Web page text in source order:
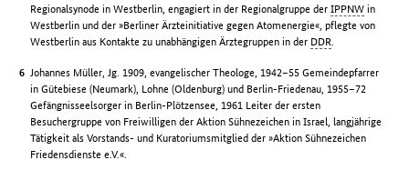
Regionalsynode in Westberlin, engagiert in der Regionalgruppe derIPPNW in
Westberlin und der »Berliner Ärzteinitiative gegen Atomenergie«, pflegte von
Westberlin aus Kontakte zu unabhängigen Ärztegruppen in der DDR
Johannes Müller, Jg. 1909, evangelischer Theologe, 1942–55 Gemeindepfarrer
in Gütebiese (Neumark), Lohne (Oldenburg) und Berlin-Friedenau, 1955–72
Gefängnisseelsorger in Berlin-Plötzensee, 1961 Leiter der ersten
Besuchergruppe von Freiwilligen der Aktion Sühnezeichen in Israel, langjährige
Tätigkeit als Vorstands- und Kuratoriumsmitglied der »Aktion Sühnezeichen
Friedensdienste e.V.«.